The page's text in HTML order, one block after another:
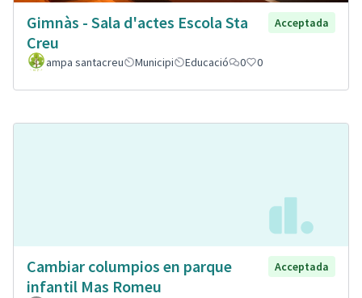
Gimnàs - Sala d'actes Escola Sta
Creu
Acceptada
ampa santacreu Municipi Educació 0 0
Cambiar columpios en parque
infantil Mas Romeu
Acceptada